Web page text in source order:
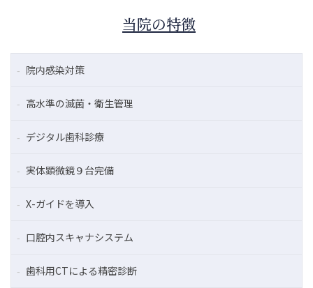
当院の特徴
院内感染対策
高水準の滅菌・衛生管理
デジタル歯科診療
実体顕微鏡９台完備
X-ガイドを導入
口腔内スキャナシステム
歯科用CTによる精密診断